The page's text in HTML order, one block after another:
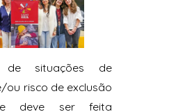
de situações de
ou risco de exclusão
deve ser feita